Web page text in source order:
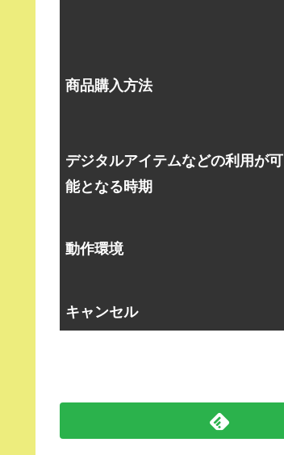
商品購入方法
デジタルアイテムなどの利用が可
能となる時期
動作環境
キャンセル